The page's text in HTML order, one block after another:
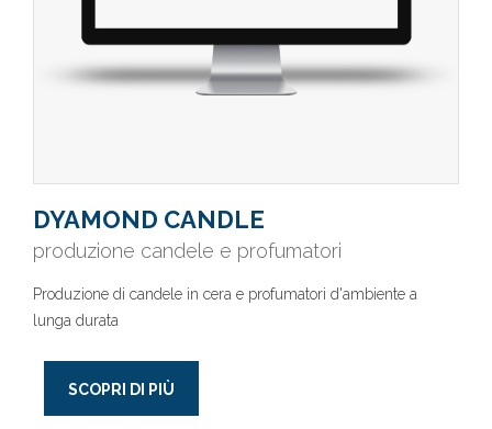
DYAMOND CANDLE
produzione candele e profumatori
Produzione di candele in cera e profumatori d'ambiente a
lunga durata
SCOPRI DI PIÙ